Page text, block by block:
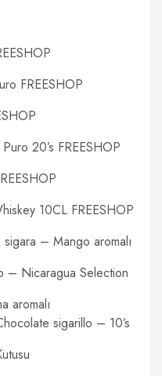
FREESHOP
20’s FREESHOP
10CL FREESHOP
– Mango aromalı
– Nicaragua Selection
aromalı
sigarillo – 10’s